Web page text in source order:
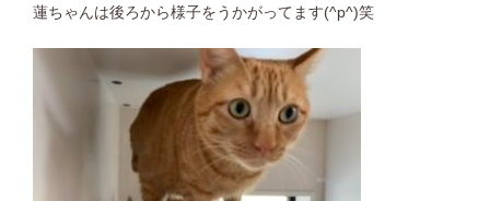
蓮ちゃんは後ろから様子をうかがってます(^p^)笑